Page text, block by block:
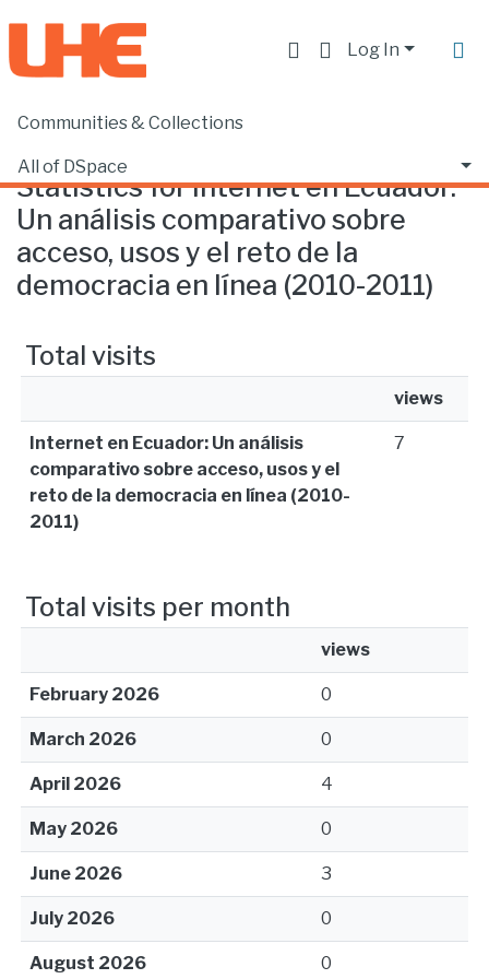
Log In
Communities & Collections
All of DSpace
Home Statistics
Statistics for Internet en Ecuador:
Un análisis comparativo sobre
acceso, usos y el reto de la
democracia en línea (2010-2011)
Total visits
views
Internet en Ecuador: Un análisis
comparativo sobre acceso, usos y el
reto de la democracia en línea (2010-
2011)
7
Total visits per month
views
February 2026 0
March 2026 0
April 2026 4
May 2026 0
June 2026 3
July 2026 0
August 2026 0